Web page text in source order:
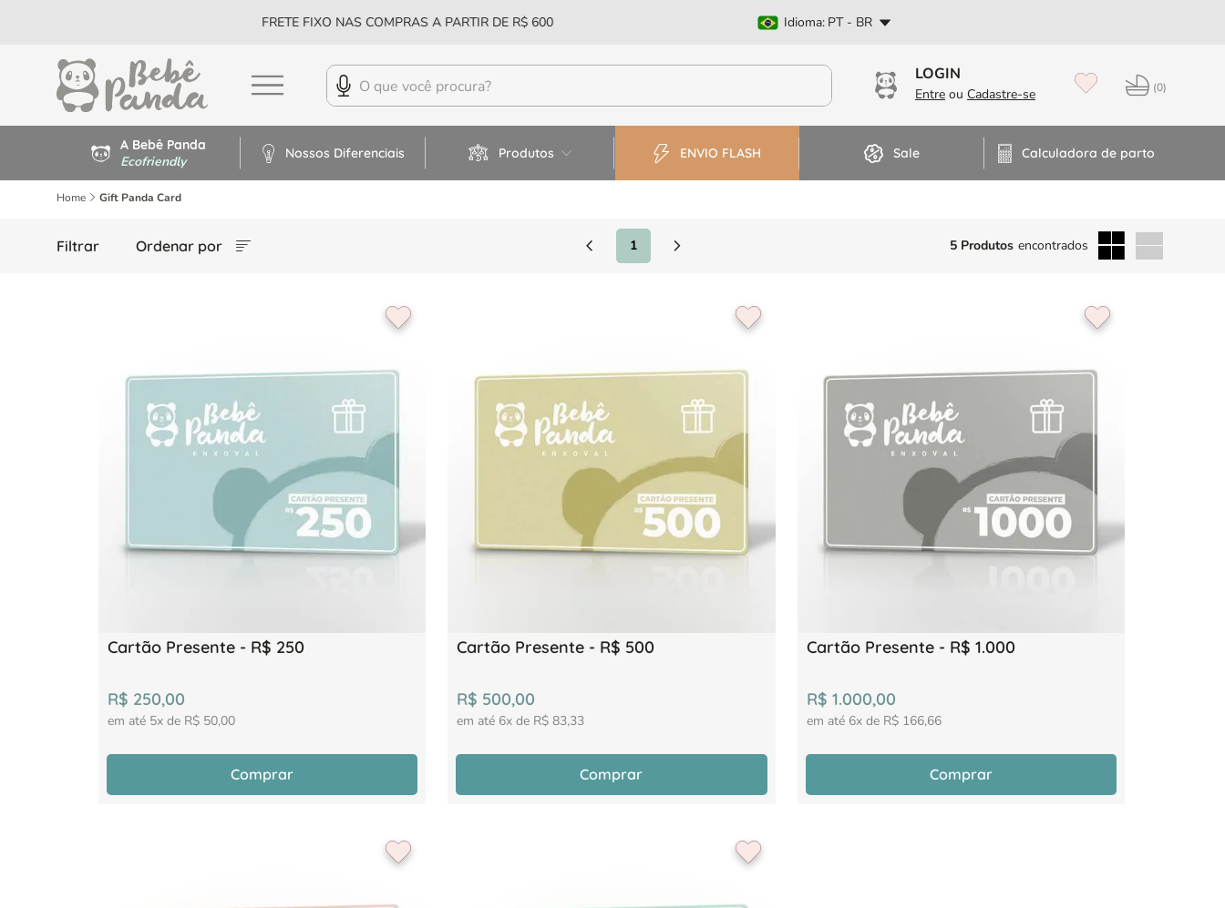
FRETE FIXO NAS COMPRAS A PARTIR DE R$ 600 Idioma: PT - BR
0
A Bebê Panda
Ecofriendly Nossos Diferenciais Produtos ENVIO FLASH Sale Calculadora de parto
Home Gift Panda Card
Filtrar Ordenar por 1 5 Produtos
Cartão Presente - R$ 250
R$ 250,00
em até 5x de R$ 50,00
Comprar
Cartão Presente - R$ 500
R$ 500,00
em até 6x de R$ 83,33
Comprar
Cartão Presente - R$ 1.000
R$ 1.000,00
em até 6x de R$ 166,66
Comprar